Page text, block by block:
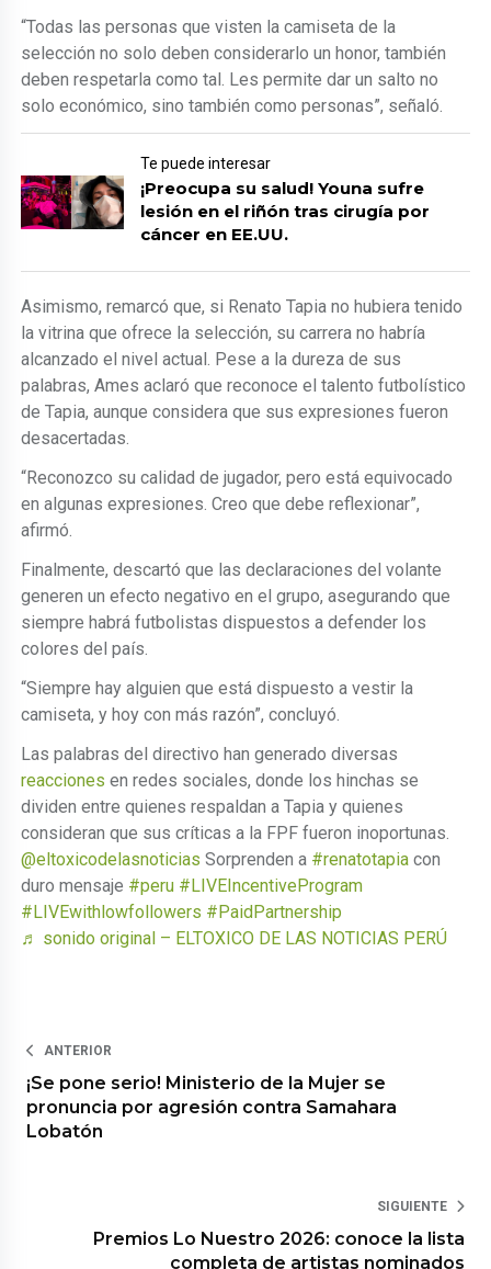
“Todas las personas que visten la camiseta de la
selección no solo deben considerarlo un honor, también
deben respetarla como tal. Les permite dar un salto no
solo económico, sino también como personas”, señaló.
Te puede interesar
¡Preocupa su salud! Youna sufre
lesión en el riñón tras cirugía por
cáncer en EE.UU.
Asimismo, remarcó que, si Renato Tapia no hubiera tenido
la vitrina que ofrece la selección, su carrera no habría
alcanzado el nivel actual. Pese a la dureza de sus
palabras, Ames aclaró que reconoce el talento futbolístico
de Tapia, aunque considera que sus expresiones fueron
desacertadas.
“Reconozco su calidad de jugador, pero está equivocado
en algunas expresiones. Creo que debe reflexionar”,
afirmó.
Finalmente, descartó que las declaraciones del volante
generen un efecto negativo en el grupo, asegurando que
siempre habrá futbolistas dispuestos a defender los
colores del país.
“Siempre hay alguien que está dispuesto a vestir la
camiseta, y hoy con más razón”, concluyó.
Las palabras del directivo han generado diversas
reacciones en redes sociales, donde los hinchas se
dividen entre quienes respaldan a Tapia y quienes
consideran que sus críticas a la FPF fueron inoportunas.
@eltoxicodelasnoticias Sorprenden a #renatotapia con
duro mensaje #peru #LIVEIncentiveProgram
#LIVEwithlowfollowers #PaidPartnership
♬ sonido original – ELTOXICO DE LAS NOTICIAS PERÚ
ANTERIOR
¡Se pone serio! Ministerio de la Mujer se
pronuncia por agresión contra Samahara
Lobatón
SIGUIENTE
Premios Lo Nuestro 2026: conoce la lista
completa de artistas nominados